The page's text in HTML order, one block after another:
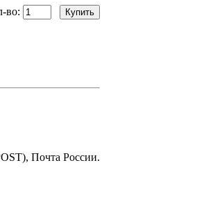
во:
Почта России.